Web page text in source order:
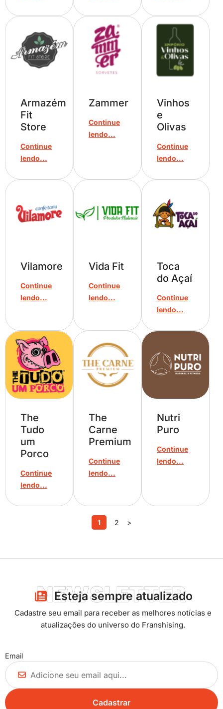
Armazém
Fit
Store
Continue
lendo...
Zammer
Continue
lendo...
Vinhos
e
Olivas
Continue
lendo...
Vilamore
Continue
lendo...
Vida Fit
Continue
lendo...
Toca
do Açaí
Continue
lendo...
The
Tudo
um
Porco
Continue
lendo...
The
Carne
Premium
Continue
lendo...
Nutri
Puro
Continue
lendo...
1 2 >
NEWSLETTER
Esteja sempre atualizado​
Cadastre seu email para receber as melhores notícias e
atualizações do universo do Franshising.
Email